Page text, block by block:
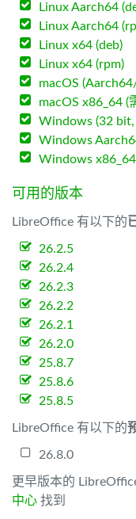
Linux Aarch64
Linux Aarch64
Linux x64 (deb)
Linux x64 (rpm)
macOS
macOS x86_64 (
Windows (32 bit,
Windows
Windows
可用的版本
LibreOffice 有以下的
26.2.5
26.2.4
26.2.3
26.2.2
26.2.1
26.2.0
25.8.7
25.8.6
25.8.5
LibreOffice 有以下的
26.8.0
更早版本的
中心 找到